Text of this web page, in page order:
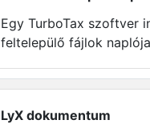
Egy TurboTax szoftver
feltelepülő fájlok
LyX dokumentum